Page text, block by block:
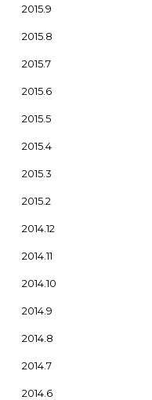
2015.9
2015.8
2015.7
2015.6
2015.5
2015.4
2015.3
2015.2
2014.12
2014.11
2014.10
2014.9
2014.8
2014.7
2014.6